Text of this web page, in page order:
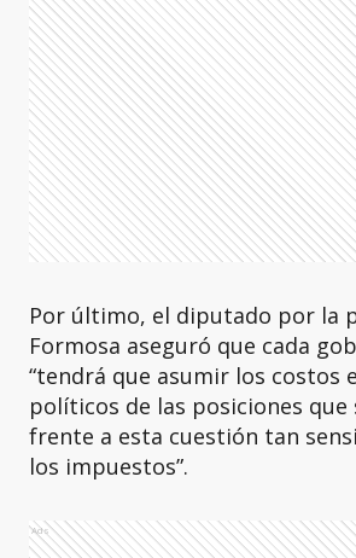
Por último, el diputado por la
Formosa aseguró que cada
“tendrá que asumir los costos
políticos de las posiciones que
frente a esta cuestión tan
los impuestos”.
Ads